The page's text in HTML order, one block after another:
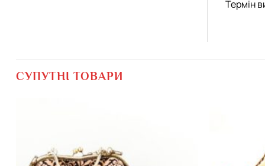
Термін
СУПУТНІ ТОВАРИ